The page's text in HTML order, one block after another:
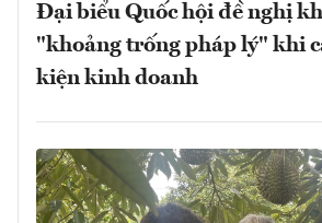
Đại biểu Quốc hội đề nghị
"khoảng trống pháp lý" khi
kiện kinh doanh